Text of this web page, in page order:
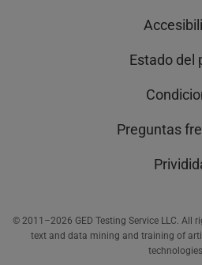
Estado del
Preguntas
© 2011–2026 GED Testing Service LLC. All
text and data mining and training of